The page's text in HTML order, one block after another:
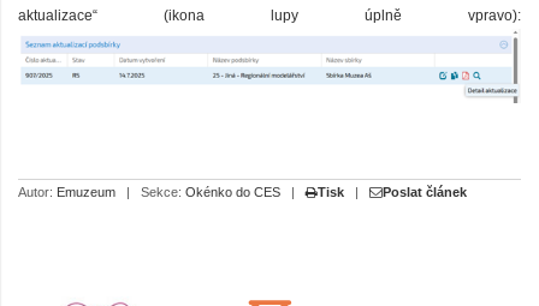
aktualizace“ (ikona lupy úplně vpravo):
Autor: Emuzeum | Sekce: Okénko do CES | Tisk | Poslat článek